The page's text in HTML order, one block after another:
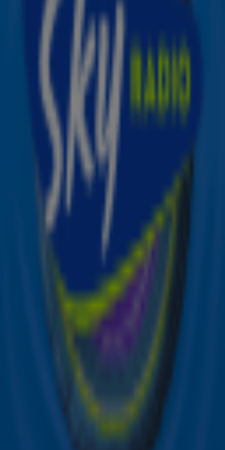
Hello Amsterdam
concert in de Ziggo Dome. Tijdens de show komen zowel
nieuwe songs als grote hits als ‘New Light’, ‘Gravity’,
Heartbreak Warfare’ en ‘Waiting On The World To
Kaartverkoop
Kan jij niet wachten om John in levende lijve te zien? De
kaartverkoop voor het concert start op vrijdag 15 maart
via Ticketmaster. Van dinsdag 12 maart 10.00 uur tot en
met donderdag 14 maart 10.00 uur is het mogelijk om
tickets in de speciale American Express presale te kopen.
Vanaf 13 maart starten er op JohnMayer.com ook
andere pre-sales waarvoor fans zich kunnen inschrijven.
Ontvang onze nieuwsbrief
Meld je aan voor de nieuwsbrief van Sky Radio en blijf op
de hoogte van alle leuke winacties en het laatste nieuws
over je favoriete Sky-artiesten.
Meld je aan voor onze wekelijkse nieuwsbrief met daarin
het laatste nieuws en aanbiedingen die wijzelf of in
op ieder moment afmelden. Zie voor meer informatie de